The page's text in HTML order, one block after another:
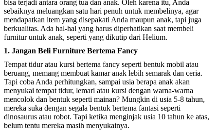
bisa terjadi antara orang tua dan anak. Oleh karena itu, Anda
sebaiknya meluangkan satu hari penuh untuk membelinya, agar
mendapatkan item yang disepakati Anda maupun anak, tapi juga
berkualitas. Ada hal-hal yang harus diperhatikan saat membeli
furnitur untuk anak, seperti yang dikutip dari Helium.
1. Jangan Beli Furniture Bertema Fancy
Tempat tidur atau kursi bertema fancy seperti bentuk mobil atau
beruang, memang membuat kamar anak lebih semarak dan ceria.
Tapi coba Anda perhitungkan, sampai usia berapa anak akan
menyukai tempat tidur, lemari atau kursi dengan warna-warna
mencolok dan bentuk seperti mainan? Mungkin di usia 5-8 tahun,
mereka suka dengan segala bentuk bertema fantasi seperti
dinosaurus atau robot. Tapi ketika menginjak usia 10 tahun ke atas,
belum tentu mereka masih menyukainya.